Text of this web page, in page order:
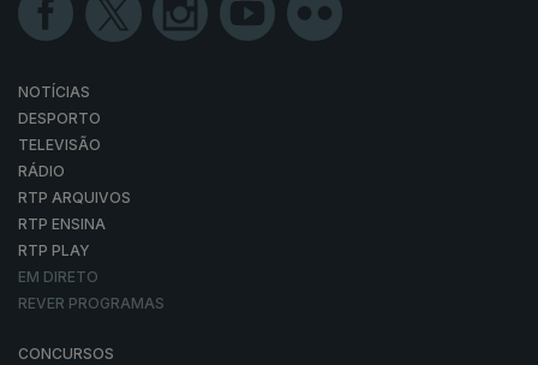
NOTÍCIAS
DESPORTO
TELEVISÃO
RÁDIO
RTP ARQUIVOS
RTP ENSINA
RTP PLAY
EM DIRETO
REVER PROGRAMAS
CONCURSOS